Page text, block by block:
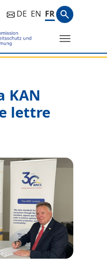
DE EN FRTerme de
KAN
lettre